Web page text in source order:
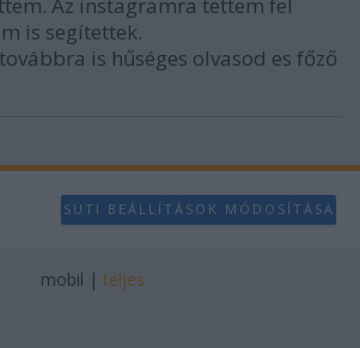
is segítettek.
is hűséges olvasod es főző
SÜTI BEÁLLÍTÁSOK MÓDOSÍTÁSA
mobil | teljes